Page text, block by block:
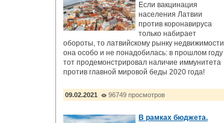
Если вакцинация
населения Латвии
против коронавируса
только набирает
обороты, то латвийскому рынку недвижимости
она особо и не понадобилась: в прошлом году
тот продемонстрировал наличие иммунитета
против главной мировой беды 2020 года!
09.02.2021 96749 просмотров
В рамках бюджета.